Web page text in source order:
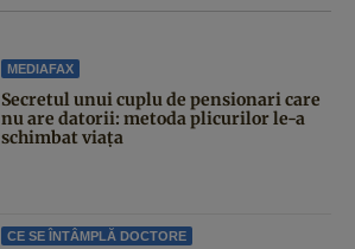
MEDIAFAX
Secretul unui cuplu de pensionari care
nu are datorii: metoda plicurilor le-a
schimbat viața
CE SE ÎNTÂMPLĂ DOCTORE